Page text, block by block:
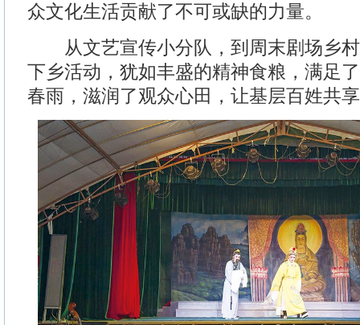
众文化生活贡献了不可或缺的力量。
从文艺宣传小分队，到周末剧场乡村
下乡活动，犹如丰盛的精神食粮，满足
春雨，滋润了观众心田，让基层百姓共